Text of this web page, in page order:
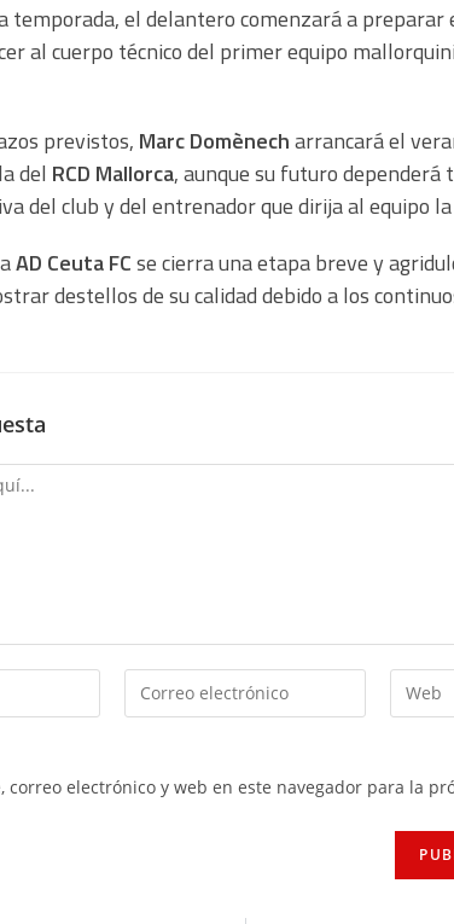
temporada, el delantero comenzará a preparar
al cuerpo técnico del primer equipo
previstos, Marc Domènecharrancará el
del RCD Mallorca, aunque su futuro dependerá
del club y del entrenador que dirija al equipo
AD Ceuta FCse cierra una etapa breve y
destellos de su calidad debido a los
correo electrónico y web en este navegador para la